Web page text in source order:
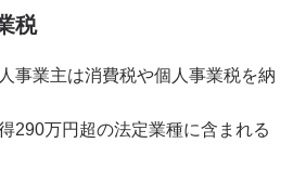
税
事業主は消費税や個人事業税を納
290万円超の法定業種に含まれる